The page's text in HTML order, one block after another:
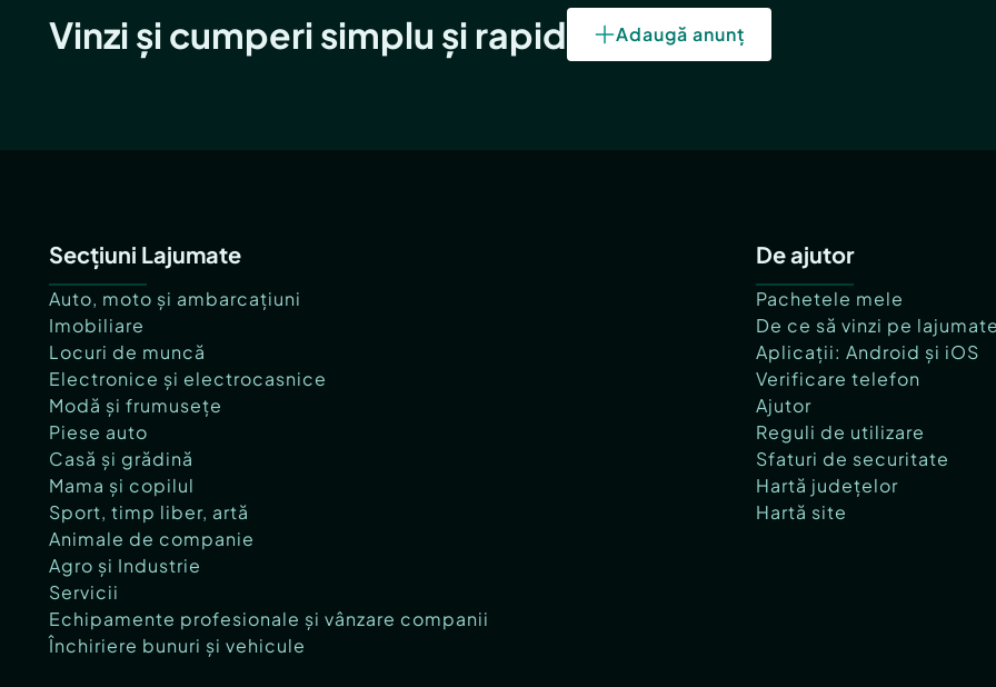
Vinzi și cumperi simplu și rapid Adaugă anunț
Secțiuni Lajumate
Auto, moto și ambarcațiuni
Imobiliare
Locuri de muncă
Electronice și electrocasnice
Modă și frumusețe
Piese auto
Casă și grădină
Mama și copilul
Sport, timp liber, artă
Animale de companie
Agro și Industrie
Servicii
Echipamente profesionale și vânzare companii
Închiriere bunuri și vehicule
De ajutor
Pachetele mele
De ce să vinzi pe
Aplicații: Android și iOS
Verificare telefon
Ajutor
Reguli de utilizare
Sfaturi de securitate
Hartă județelor
Hartă site